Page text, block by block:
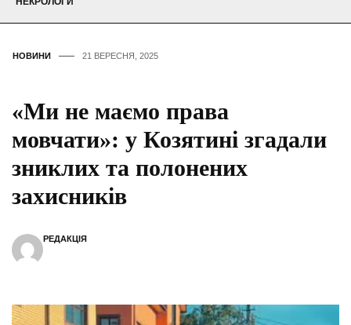
НОВИНИ 21 ВЕРЕСНЯ, 2025
«Ми не маємо права
мовчати»: у Козятині згадали
зниклих та полонених
захисників
РЕДАКЦІЯ